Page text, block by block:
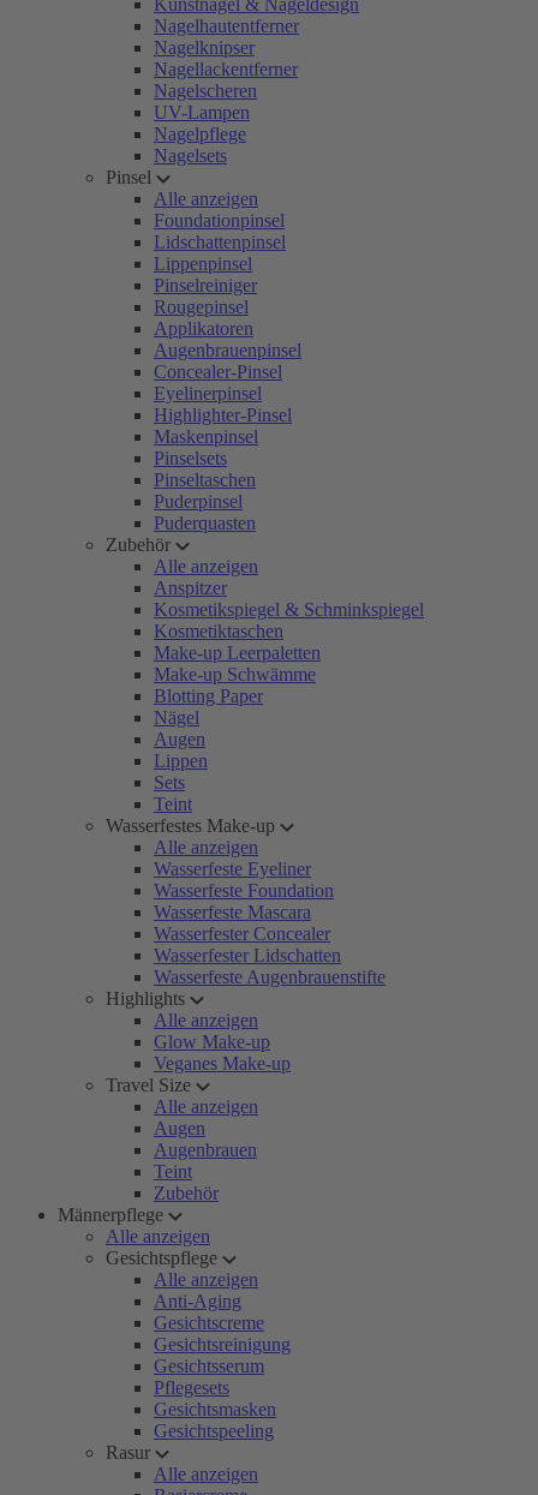
Kunstnägel & Nageldesign
Nagelhautentferner
Nagelknipser
Nagellackentferner
Nagelscheren
UV-Lampen
Nagelpflege
Nagelsets
Pinsel
Alle anzeigen
Foundationpinsel
Lidschattenpinsel
Lippenpinsel
Pinselreiniger
Rougepinsel
Applikatoren
Augenbrauenpinsel
Concealer-Pinsel
Eyelinerpinsel
Highlighter-Pinsel
Maskenpinsel
Pinselsets
Pinseltaschen
Puderpinsel
Puderquasten
Zubehör
Alle anzeigen
Anspitzer
Kosmetikspiegel & Schminkspiegel
Kosmetiktaschen
Make-up Leerpaletten
Make-up Schwämme
Blotting Paper
Nägel
Augen
Lippen
Sets
Teint
Wasserfestes Make-up
Alle anzeigen
Wasserfeste Eyeliner
Wasserfeste Foundation
Wasserfeste Mascara
Wasserfester Concealer
Wasserfester Lidschatten
Wasserfeste Augenbrauenstifte
Highlights
Alle anzeigen
Glow Make-up
Veganes Make-up
Travel Size
Alle anzeigen
Augen
Augenbrauen
Teint
Zubehör
Männerpflege
Alle anzeigen
Gesichtspflege
Alle anzeigen
Anti-Aging
Gesichtscreme
Gesichtsreinigung
Gesichtsserum
Pflegesets
Gesichtsmasken
Gesichtspeeling
Rasur
Alle anzeigen